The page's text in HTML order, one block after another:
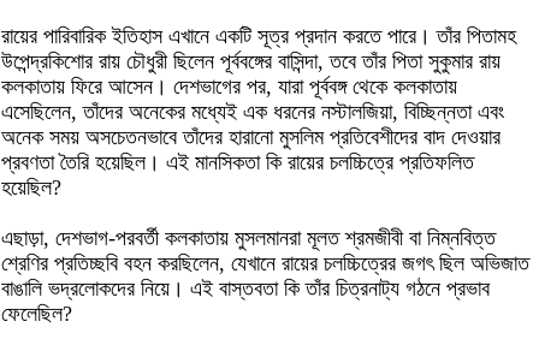
রায়ের পারিবারিক ইতিহাস এখানে একটি সূত্র প্রদান করতে পারে। তাঁর পিতামহ
উপেন্দ্রকিশোর রায় চৌধুরী ছিলেন পূর্ববঙ্গের বাসিন্দা, তবে তাঁর পিতা সুকুমার রায়
কলকাতায় ফিরে আসেন। দেশভাগের পর, যারা পূর্ববঙ্গ থেকে কলকাতায়
এসেছিলেন, তাঁদের অনেকের মধ্যেই এক ধরনের নস্টালজিয়া, বিচ্ছিন্নতা এবং
অনেক সময় অসচেতনভাবে তাঁদের হারানো মুসলিম প্রতিবেশীদের বাদ দেওয়ার
প্রবণতা তৈরি হয়েছিল। এই মানসিকতা কি রায়ের চলচ্চিত্রে প্রতিফলিত
হয়েছিল?
এছাড়া, দেশভাগ-পরবর্তী কলকাতায় মুসলমানরা মূলত শ্রমজীবী বা নিম্নবিত্ত
শ্রেণির প্রতিচ্ছবি বহন করছিলেন, যেখানে রায়ের চলচ্চিত্রের জগৎ ছিল অভিজাত
বাঙালি ভদ্রলোকদের নিয়ে। এই বাস্তবতা কি তাঁর চিত্রনাট্য গঠনে প্রভাব
ফেলেছিল?